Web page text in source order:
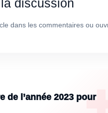
discussion
dans les commentaires ou
de l’année 2023 pour